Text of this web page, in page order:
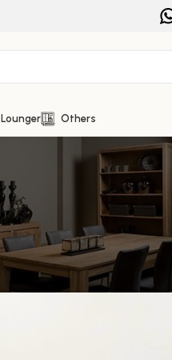
Lounger Others